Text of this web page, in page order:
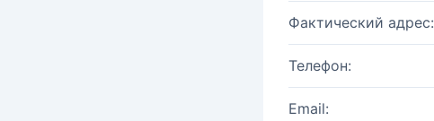
Фактический адрес:
Телефон:
Email: